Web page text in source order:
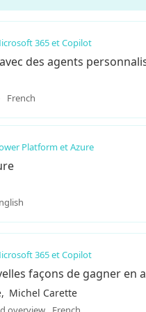
365 et Copilot
des agents
French
Platform et Azure
365 et Copilot
façons de gagner en
Michel Carette